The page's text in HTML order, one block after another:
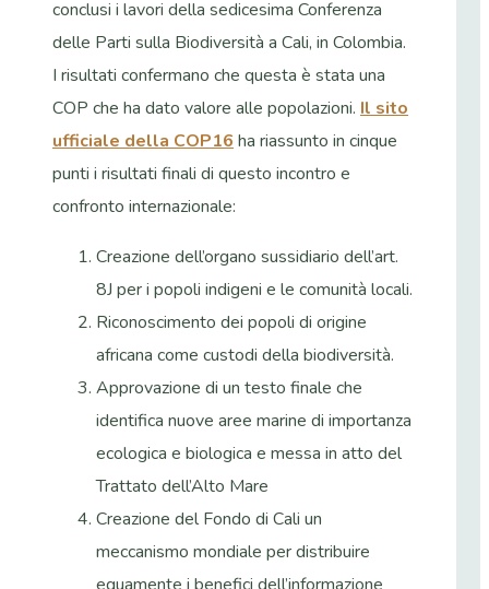
conclusi i lavori della sedicesima Conferenza
delle Parti sulla Biodiversità a Cali, in Colombia.
I risultati confermano che questa è stata una
COP che ha dato valore alle popolazioni. Il sito
ufficiale della COP16 ha riassunto in cinque
punti i risultati finali di questo incontro e
confronto internazionale:
Creazione dell’organo sussidiario dell’art.
8J per i popoli indigeni e le comunità locali.
Riconoscimento dei popoli di origine
africana come custodi della biodiversità.
Approvazione di un testo finale che
identifica nuove aree marine di importanza
ecologica e biologica e messa in atto del
Trattato dell’Alto Mare
Creazione del Fondo di Cali un
meccanismo mondiale per distribuire